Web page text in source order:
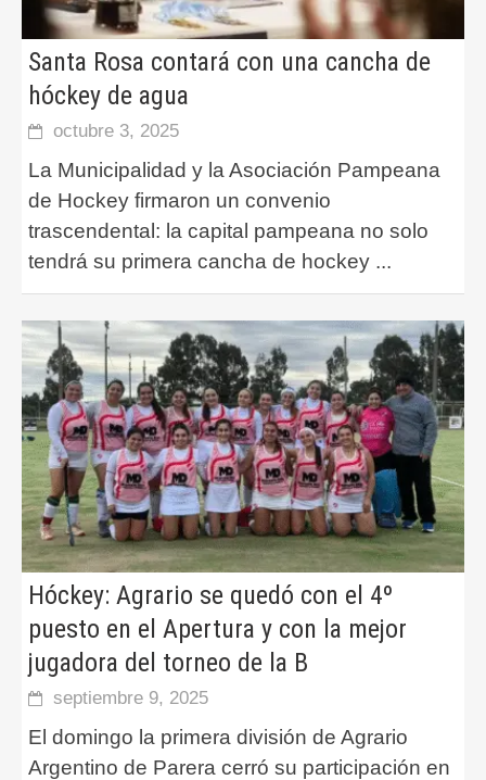
Santa Rosa contará con una cancha de
hóckey de agua
octubre 3, 2025
La Municipalidad y la Asociación Pampeana
de Hockey firmaron un convenio
trascendental: la capital pampeana no solo
tendrá su primera cancha de hockey ...
Hóckey: Agrario se quedó con el 4º
puesto en el Apertura y con la mejor
jugadora del torneo de la B
septiembre 9, 2025
El domingo la primera división de Agrario
Argentino de Parera cerró su participación en